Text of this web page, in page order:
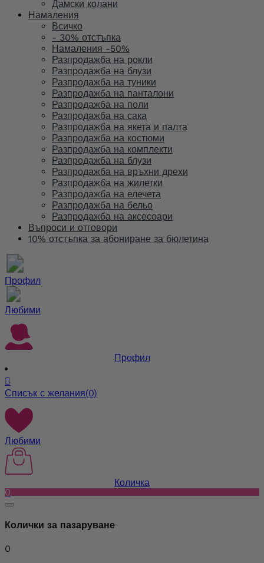
Дамски колани
Намаления
Всичко
- 30% отстъпка
Намаления -50%
Разпродажба на рокли
Разпродажба на блузи
Разпродажба на туники
Разпродажба на панталони
Разпродажба на поли
Разпродажба на сака
Разпродажба на якета и палта
Разпродажба на костюми
Разпродажба на комплекти
Разпродажба на блузи
Разпродажба на връхни дрехи
Разпродажба на жилетки
Разпродажба на елечета
Разпродажба на бельо
Разпродажба на аксесоари
Въпроси и отговори
10% отстъпка за абониране за бюлетина
Профил
Любими
Профил

Списък с желания(0)
Любими
Количка
0
Колички за пазаруване
0